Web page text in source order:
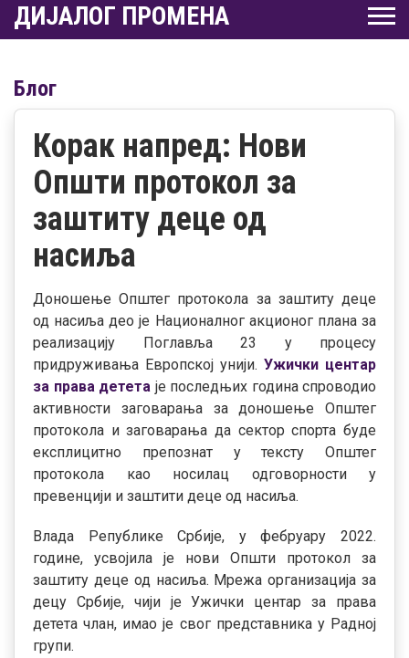
ДИЈАЛОГ ПРОМЕНА
Блог
Корак напред: Нови
Општи протокол за
заштиту деце од
насиља
Доношење Општег протокола за заштиту деце
од насиља део је Националног акционог плана за
реализацију Поглавља 23 у процесу
придруживања Европској унији. Ужички центар
за права детета је последњих година спроводио
активности заговарања за доношење Општег
протокола и заговарања да сектор спорта буде
експлицитно препознат у тексту Општег
протокола као носилац одговорности у
превенцији и заштити деце од насиља.
Влада Републике Србије, у фебруару 2022.
године, усвојила је нови Општи протокол за
заштиту деце од насиља. Мрежа организација за
децу Србије, чији је Ужички центар за права
детета члан, имао је свог представника у Радној
групи.